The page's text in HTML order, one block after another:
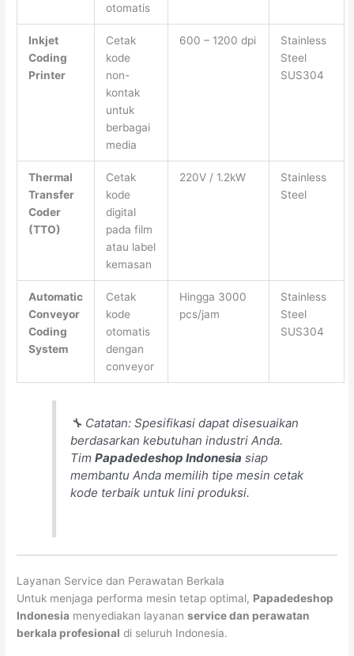
otomatis
Inkjet
Coding
Printer
Cetak
kode
non-
kontak
untuk
berbagai
media
600 – 1200 dpi
Stainless
Steel
SUS304
Thermal
Transfer
Coder
(TTO)
Cetak
kode
digital
pada film
atau label
kemasan
220V / 1.2kW
Stainless
Steel
Automatic
Conveyor
Coding
System
Cetak
kode
otomatis
dengan
conveyor
Hingga 3000
pcs/jam
Stainless
Steel
SUS304
🔧 Catatan: Spesifikasi dapat disesuaikan
berdasarkan kebutuhan industri Anda.
TimPapadedeshop Indonesia siap
membantu Anda memilih tipe mesin cetak
kode terbaik untuk lini produksi.
Layanan Service dan Perawatan Berkala
Untuk menjaga performa mesin tetap optimal, Papadedeshop
Indonesia menyediakan layananservice dan perawatan
berkala profesional di seluruh Indonesia.